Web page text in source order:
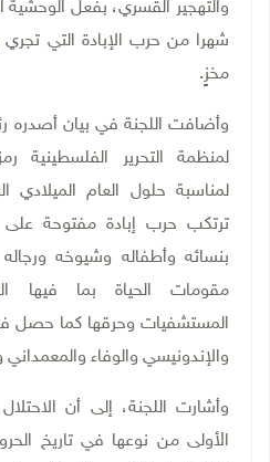
شهرا من حرب الإبادة التي
مخزٍ.
وأضافت اللجنة في بيان أصدره
لمنظمة التحرير الفلسطينية
لمناسبة حلول العام الميلادي
ترتكب حرب إبادة مفتوحة
بنسائه وأطفاله وشيوخه
مقومات الحياة بما فيها
المستشفيات وحرقها كما حصل
والإندونيسي والوفاء والمعمداني
وأشارت اللجنة، إلى أن
الأولى من نوعها في تاريخ